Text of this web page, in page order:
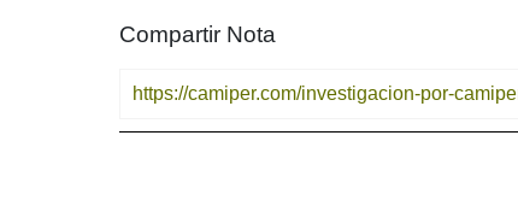
Compartir Nota
https://camiper.com/investigacion-por-